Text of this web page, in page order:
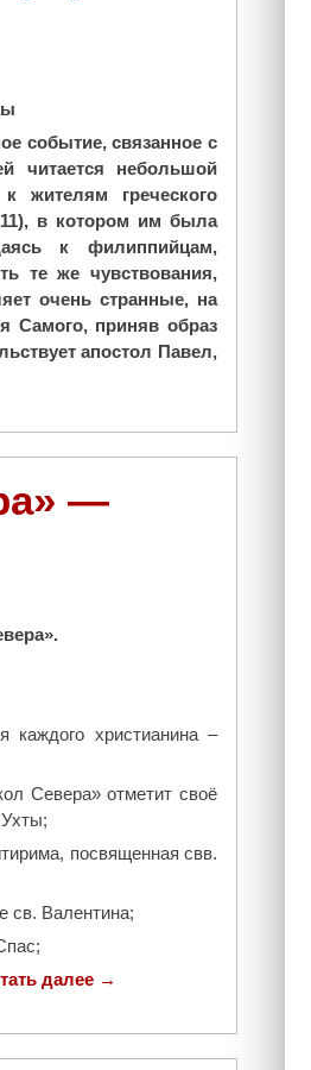
событие, связанное с
читается небольшой
жителям греческого
в котором им была
к филиппийцам,
те же чувствования,
очень странные, на
Самого, приняв образ
апостол Павел,
—
христианина –
Севера» отметит своё
посвященная свв.
св. Валентина;
далее "
р
а
→